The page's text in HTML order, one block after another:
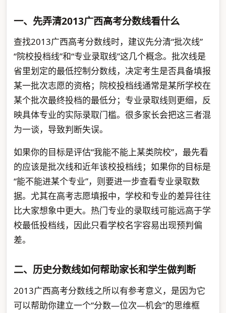
一、先弄清2013广西高考分数线看什么
查找2013广西高考分数线时，建议先分清“批次线”
“院校投档线”和“专业录取线”这几个概念。批次线是
省里划定的最低控制分数线，决定考生是否具备填报
某一批次志愿的资格；院校投档线通常是某所学校在
某个批次最终投档的最低分；专业录取线则更细，反
映具体专业的实际录取门槛。很多家长会把这三者混
为一谈，导致判断失误。
如果你的目标是评估“我能不能上某类院校”，最先看
的应该是批次线和近年该校投档线；如果你的目标是
“能不能进某个专业”，则要进一步查看专业录取数
据。尤其在高考志愿填报中，学校和专业的差异往往
比大家想象中更大。热门专业的录取线可能远高于学
校最低投档线，因此只看学校名字容易出现预判偏
差。
二、历史分数线如何帮助家长和学生做判断
2013广西高考分数线之所以有参考意义，是因为它
可以帮助你建立一个“分数—位次—机会”的思维框